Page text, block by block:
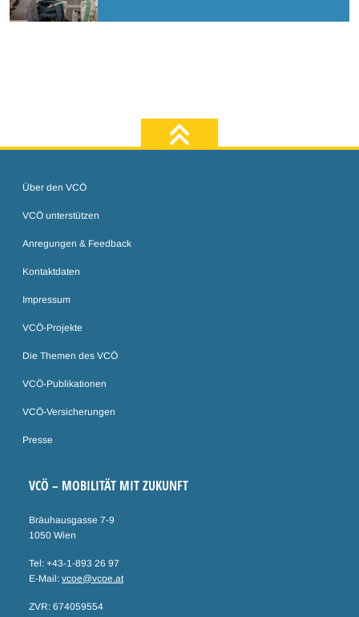
Über den VCÖ
VCÖ unterstützen
Anregungen & Feedback
Kontaktdaten
Impressum
VCÖ-Projekte
Die Themen des VCÖ
VCÖ-Publikationen
VCÖ-Versicherungen
Presse
VCÖ – MOBILITÄT MIT ZUKUNFT
Bräuhausgasse 7-9
1050 Wien
Tel: +43-1-893 26 97
E-Mail: vcoe@vcoe.at
ZVR: 674059554